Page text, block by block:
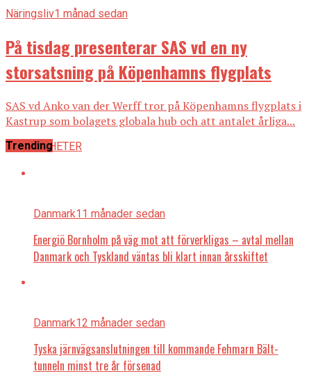
Näringsliv1 månad sedan
På tisdag presenterar SAS vd en ny
storsatsning på Köpenhamns flygplats
SAS vd Anko van der Werff tror på Köpenhamns flygplats i
Kastrup som bolagets globala hub och att antalet årliga...
ALLA NYHETER
Trending
Danmark11 månader sedan
Energiö Bornholm på väg mot att förverkligas – avtal mellan
Danmark och Tyskland väntas bli klart innan årsskiftet
Danmark12 månader sedan
Tyska järnvägsanslutningen till kommande Fehmarn Bält-
tunneln minst tre år försenad